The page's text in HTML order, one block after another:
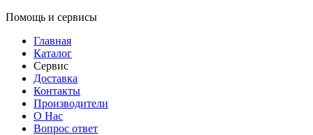
Помощь и сервисы
Главная
Каталог
Сервис
Доставка
Контакты
Производители
О Нас
Вопрос ответ